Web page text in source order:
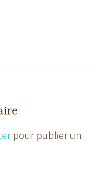
pour publier un